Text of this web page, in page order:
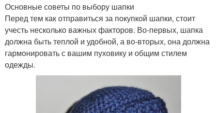
Основные советы по выбору шапки
Перед тем как отправиться за покупкой шапки, стоит
учесть несколько важных факторов. Во-первых, шапка
должна быть теплой и удобной, а во-вторых, она должна
гармонировать с вашим пуховику и общим стилем
одежды.